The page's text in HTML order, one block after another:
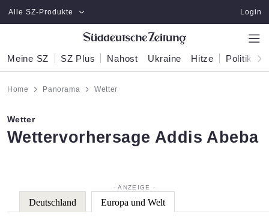
Zum Hauptinhalt springen
Alle SZ-Produkte Login
Meine SZ SZ Plus Nahost Ukraine Hitze Politik
Home Panorama Wetter
Wetter
:
Wettervorhersage Addis Abeba
Deutschland Europa und Welt